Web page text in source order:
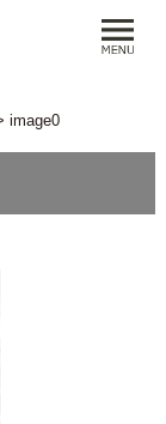
image0